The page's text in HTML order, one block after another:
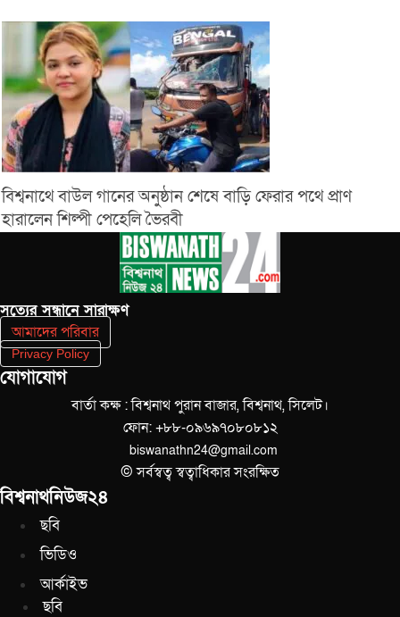
বিশ্বনাথে বাউল গানের অনুষ্ঠান শেষে বাড়ি ফেরার পথে প্রাণ
হারালেন শিল্পী পেহেলি ভৈরবী
সত‌্যের সন্ধানে সারাক্ষণ
আমাদের পরিবার
Privacy Policy
যোগাযোগ
বার্তা কক্ষ : বিশ্বনাথ পুরান বাজার, বিশ্বনাথ, সিলেট।
ফোন: +৮৮-০৯৬৯৭০৮০৮১২
biswanathn24@gmail.com
© সর্বস্বত্ব স্বত্বাধিকার সংরক্ষিত
বিশ্বনাথনিউজ২৪
ছবি
ভিডিও
আর্কাইভ
ছবি